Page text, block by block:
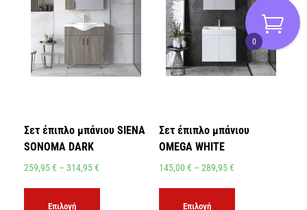
Σετ έπιπλο μπάνιου SIENA
SONOMA DARK
259,95€ – 314,95€
Επιλογή
Σετ έπιπλο μπάνιου
OMEGA WHITE
145,00 € – 289,95€
Επιλογή
0